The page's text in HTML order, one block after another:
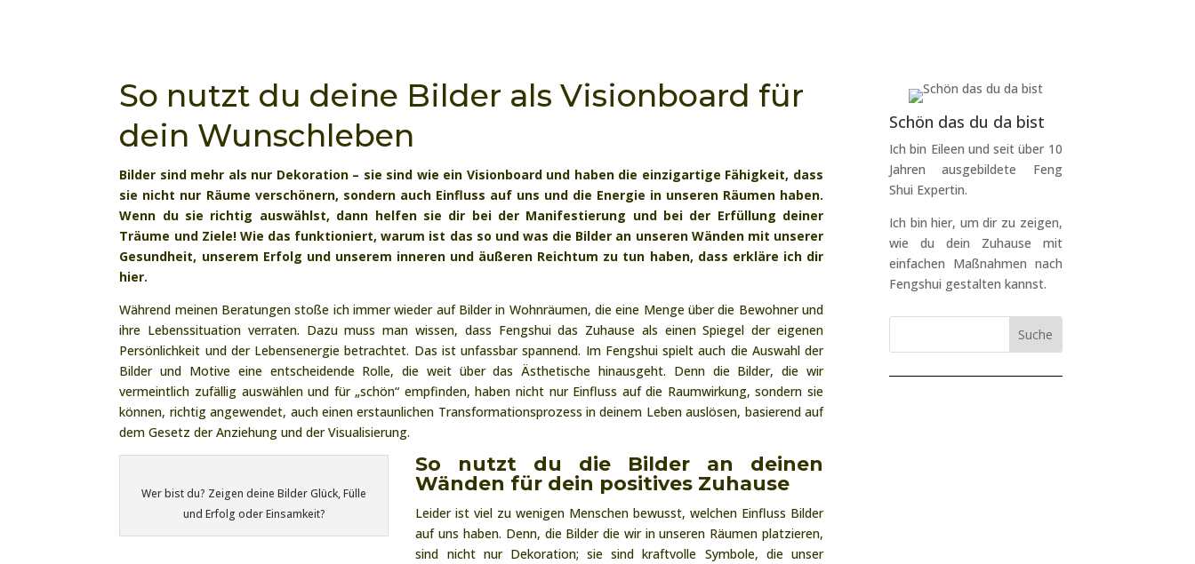
So nutzt du deine Bilder als Visionboard für
dein Wunschleben
Bilder sind mehr als nur Dekoration – sie sind wie ein Visionboard und haben die einzigartige Fähigkeit, dass
sie nicht nur Räume verschönern, sondern auch Einfluss auf uns und die Energie in unseren Räumen haben.
Wenn du sie richtig auswählst, dann helfen sie dir bei der Manifestierung und bei der Erfüllung deiner
Träume und Ziele! Wie das funktioniert, warum ist das so und was die Bilder an unseren Wänden mit unserer
Gesundheit, unserem Erfolg und unserem inneren und äußeren Reichtum zu tun haben, dass erkläre ich dir
hier.
Während meinen Beratungen stoße ich immer wieder auf Bilder in Wohnräumen, die eine Menge über die Bewohner und
ihre Lebenssituation verraten. Dazu muss man wissen, dass Fengshui das Zuhause als einen Spiegel der eigenen
Persönlichkeit und der Lebensenergie betrachtet. Das ist unfassbar spannend. Im Fengshui spielt auch die Auswahl der
Bilder und Motive eine entscheidende Rolle, die weit über das Ästhetische hinausgeht. Denn die Bilder, die wir
vermeintlich zufällig auswählen und für „schön“ empfinden, haben nicht nur Einfluss auf die Raumwirkung, sondern sie
können, richtig angewendet, auch einen erstaunlichen Transformationsprozess in deinem Leben auslösen, basierend auf
dem Gesetz der Anziehung und der Visualisierung.
Wer bist du? Zeigen deine Bilder Glück, Fülle
und Erfolg oder Einsamkeit?
So nutzt du die Bilder an deinen
Wänden für dein positives Zuhause
Leider ist viel zu wenigen Menschen bewusst, welchen Einfluss Bilder
auf uns haben. Denn, die Bilder die wir in unseren Räumen platzieren,
sind nicht nur Dekoration; sie sind kraftvolle Symbole, die unser
Schön das du da bist
Ich bin Eileen und seit über 10
Jahren ausgebildete Feng
Shui Expertin.
Ich bin hier, um dir zu zeigen,
wie du dein Zuhause mit
einfachen Maßnahmen nach
Fengshui gestalten kannst.